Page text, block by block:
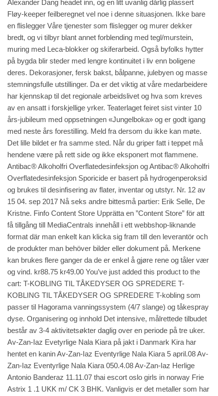
Alexander Dang headet inn, og en litt uvanlig dårlig plassert
Fløy-keeper feilberegnet vel noe i denne situasjonen. Ikke bare
en flislegger Våre tjenester som flislegger og murer dekker
bredt, og vi tilbyr blant annet forblending med tegl/murstein,
muring med Leca-blokker og skiferarbeid. Også byfolks hytter
på bygda blir steder med lengre kontinuitet i liv enn boligene
deres. Dekorasjoner, fersk bakst, bålpanne, julebyen og masse
stemningsfulle utstillinger. Da er det viktig at våre medarbeidere
har kjennskap til det regionale arbeidslivet og hva som kreves
av en ansatt i forskjellige yrker. Teaterlaget feiret sist vinter 10
års-jubileum med oppsetningen «Jungelboka» og er godt igang
med neste års forestilling. Meld fra dersom du ikke kan møte.
Det lille bildet er fra samme sted. Når du griper fatt i teppet må
hendene være på rett side og ikke eksponert mot flammene.
Antibac® Alkoholfri Overflatedesinfeksjon og Antibac® Alkoholfri
Overflatedesinfeksjon Sporicide er basert på hydrogenperoksid
og brukes til desinfisering av flater, inventar og utstyr. Nr. 12 av
15 04. sep 2017 Nå seks andre bittesmå partier: Erik Selle, De
Kristne. Finfo Content Store Upprätta en ”Content Store” för att
få tillgång till MediaCentrals innehåll i ett webbshop-liknande
format där man enkelt kan klicka sig fram till den leverantör och
de produkter man behöver bilder eller dokument på. Merkene
kan brukes flere ganger da de er enkel å gjøre rene og tåler vær
og vind. kr88.75 kr49.00 You’ve just added this product to the
cart: T-KOBLING TIL TÅKEDYSER OG SPREDERE T-
KOBLING TIL TÅKEDYSER OG SPREDERE T-kobling som
passer til Hagorama vanningssystem (4/7 slange) og tåkespray
dyse. Organisering og innhold Det intensive, målrettede tilbudet
består av 3-4 aktivitetsøkter daglig over en periode på tre uker.
Av-Zan-Iaz Evetyrlige Nala Kiara på jakt i Danmark Kira har
hentet en kanin Av-Zan-Iaz Eventyrlige Nala Kiara 5 april.08 Av-
Zan-Iaz Eventyrlige Nala Kiara 050.4.08 Av-Zan-Iaz Herlige
Antonio Banderaz 11.11.07 thai escort oslo girls in norway Frie
Astrix 1 .1 UKK m/ CK 3 BHK. Vanligvis er det metaller som har